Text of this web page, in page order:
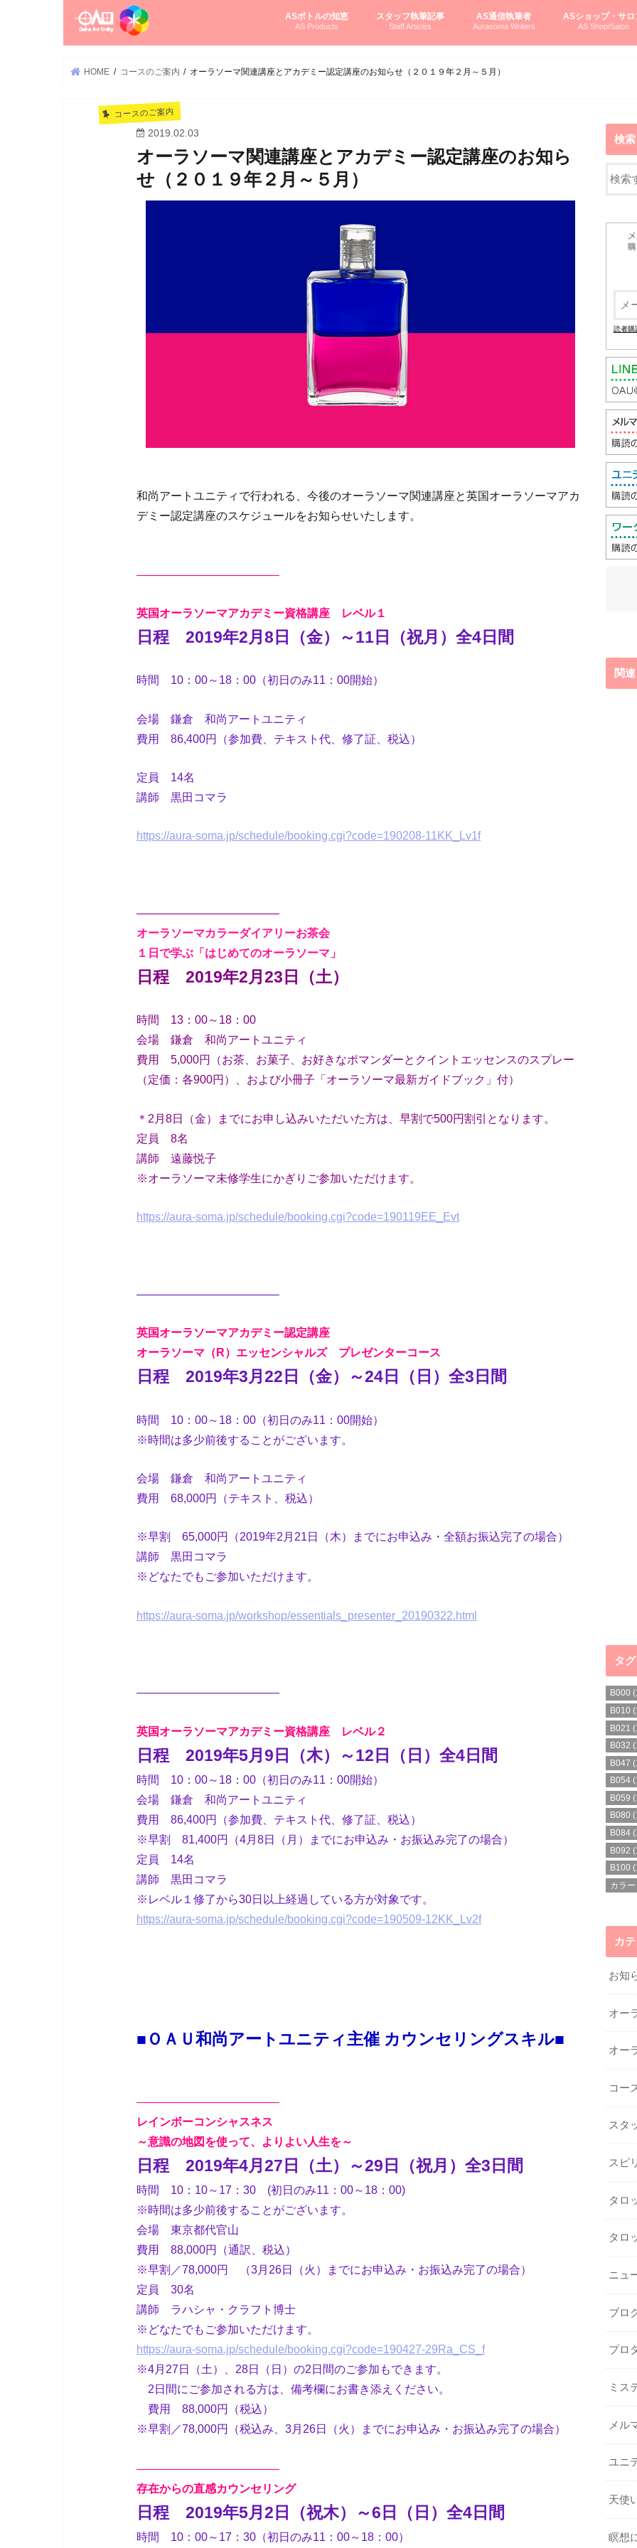
ASボトルの知恵
AS Products
スタッフ執筆記事
Staff Articles
AS通信執筆者
Aurasoma Writers
ASショップ・サロ
AS Shop/Salon
HOME コースのご案内 オーラソーマ関連講座とアカデミー認定講座のお知らせ（２０１９年２月～５月）
コースのご案内
2019.02.03
オーラソーマ関連講座とアカデミー認定講座のお知ら
せ（２０１９年２月～５月）
和尚アートユニティで行われる、今後のオーラソーマ関連講座と英国オーラソーマアカ
デミー認定講座のスケジュールをお知らせいたします。
————————————–
英国オーラソーマアカデミー資格講座 レベル１
日程 2019年2月8日（金）～11日（祝月）全4日間
時間 10：00～18：00（初日のみ11：00開始）
会場 鎌倉 和尚アートユニティ
費用 86,400円（参加費、テキスト代、修了証、税込）
定員 14名
講師 黒田コマラ
https://aura-soma.jp/schedule/booking.cgi?code=190208-11KK_Lv1f
————————————–
オーラソーマカラーダイアリーお茶会
１日で学ぶ「はじめてのオーラソーマ」
日程 2019年2月23日（土）
時間 13：00～18：00
会場 鎌倉 和尚アートユニティ
費用 5,000円（お茶、お菓子、お好きなポマンダーとクイントエッセンスのスプレー
（定価：各900円）、および小冊子「オーラソーマ最新ガイドブック」付）
＊2月8日（金）までにお申し込みいただいた方は、早割で500円割引となります。
定員 8名
講師 遠藤悦子
※オーラソーマ未修学生にかぎりご参加いただけます。
https://aura-soma.jp/schedule/booking.cgi?code=190119EE_Evt
————————————–
英国オーラソーマアカデミー認定講座
オーラソーマ（R）エッセンシャルズ プレゼンターコース
日程 2019年3月22日（金）～24日（日）全3日間
時間 10：00～18：00（初日のみ11：00開始）
※時間は多少前後することがございます。
会場 鎌倉 和尚アートユニティ
費用 68,000円（テキスト、税込）
※早割 65,000円（2019年2月21日（木）までにお申込み・全額お振込完了の場合）
講師 黒田コマラ
※どなたでもご参加いただけます。
https://aura-soma.jp/workshop/essentials_presenter_20190322.html
————————————–
英国オーラソーマアカデミー資格講座 レベル２
日程 2019年5月9日（木）～12日（日）全4日間
時間 10：00～18：00（初日のみ11：00開始）
会場 鎌倉 和尚アートユニティ
費用 86,400円（参加費、テキスト代、修了証、税込）
※早割 81,400円（4月8日（月）までにお申込み・お振込み完了の場合）
定員 14名
講師 黒田コマラ
※レベル１修了から30日以上経過している方が対象です。
https://aura-soma.jp/schedule/booking.cgi?code=190509-12KK_Lv2f
■ＯＡＵ和尚アートユニティ主催 カウンセリングスキル■
————————————–
レインボーコンシャスネス
～意識の地図を使って、よりよい人生を～
日程 2019年4月27日（土）～29日（祝月）全3日間
時間 10：10～17：30 (初日のみ11：00～18：00)
※時間は多少前後することがございます。
会場 東京都代官山
費用 88,000円（通訳、税込）
※早割／78,000円 （3月26日（火）までにお申込み・お振込み完了の場合）
定員 30名
講師 ラハシャ・クラフト博士
※どなたでもご参加いただけます。
https://aura-soma.jp/schedule/booking.cgi?code=190427-29Ra_CS_f
※4月27日（土）、28日（日）の2日間のご参加もできます。
2日間にご参加される方は、備考欄にお書き添えください。
費用 88,000円（税込）
※早割／78,000円（税込み、3月26日（火）までにお申込み・お振込み完了の場合）
————————————–
存在からの直感カウンセリング
日程 2019年5月2日（祝木）～6日（日）全4日間
時間 10：00～17：30（初日のみ11：00～18：00）
検索
読者購
関
タ
B000
B010
B021
B032
B047
B054
B059
B080
B084
B092
B100
カラ
カ
お知
オー
オー
コー
スタ
スピ
タロ
タロ
ニュ
ブロ
プロ
ミス
メル
ユニ
天使
瞑想